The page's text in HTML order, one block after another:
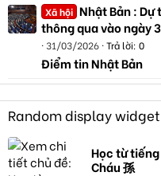
Xã hội Nhật Bản :
thông qua vào ngày
31/03/2026 Trả lời: 0
Điểm tin Nhật Bản
Random display widget
Học từ
Cháu 孫